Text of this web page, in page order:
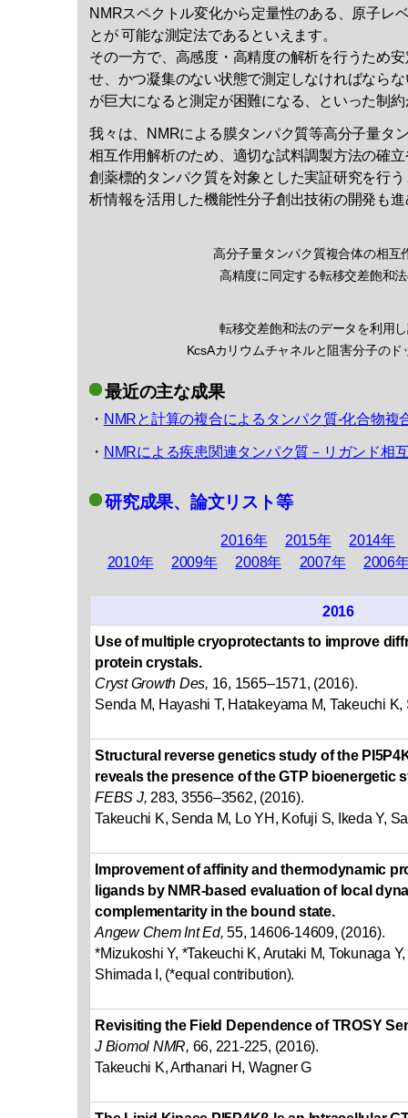
NMRスペクトル変化から定量性のある、原子レ
とが 可能な測定法であるといえます。
その一方で、高感度・高精度の解析を行うため
せ、かつ凝集のない状態で測定しなければなら
が巨大になると測定が困難になる、といった制
我々は、NMRによる膜タンパク質等高分子量タ
相互作用解析のため、適切な試料調製方法の確
創薬標的タンパク質を対象とした実証研究を行
析情報を活用した機能性分子創出技術の開発も
高分子量タンパク質複合体の相互
高精度に同定する転移交差飽和
転移交差飽和法のデータを利用
KcsAカリウムチャネルと阻害分子のド
最近の主な成果
・ NMRと計算の複合によるタンパク質‐化合物複
・ NMRによる疾患関連タンパク質－リガンド相
研究成果、論文リスト等
2016年 2015年
2014年
2010年
2009年 2008年 2007年 2006
2016
Use of multiple cryoprotectants to improve
protein crystals.
Cryst Growth Des, 16, 1565–1571, (2016).
Senda M, Hayashi T, Hatakeyama M, Takeuchi K,
Structural reverse genetics study of the
reveals the presence of the GTP bioenergetic
FEBS J, 283, 3556–3562, (2016).
Takeuchi K, Senda M, Lo YH, Kofuji S, Ikeda Y,
Improvement of affinity and thermodynamic
ligands by NMR-based evaluation of local
complementarity in the bound state.
Angew Chem Int Ed, 55, 14606-14609, (2016).
*Mizukoshi Y, *Takeuchi K, Arutaki M, Tokunaga
Shimada I, (*equal contribution).
Revisiting the Field Dependence of TROSY
J Biomol NMR, 66, 221-225, (2016).
Takeuchi K, Arthanari H, Wagner G